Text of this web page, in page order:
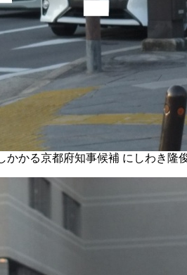
かる京都府知事候補 にしわき隆